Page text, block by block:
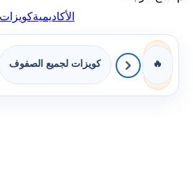
الأكاديميةكويزات
🔥 كويزات لجميع الصفوف